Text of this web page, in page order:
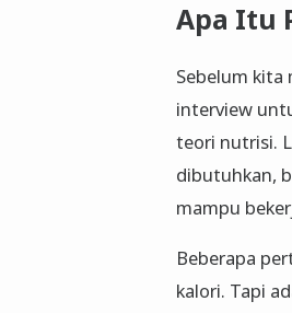
Apa Itu
Sebelum
interview
teori nutrisi.
dibutuhkan,
mampu
Beberapa
kalori. Tapi